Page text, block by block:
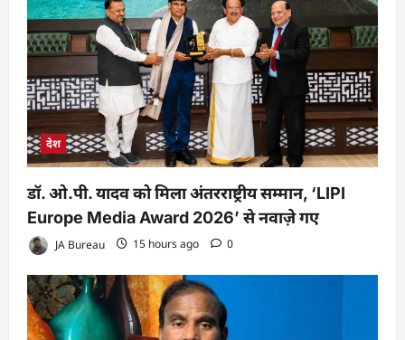
देश
डॉ. ओ.पी. यादव को मिला अंतरराष्ट्रीय सम्मान, ‘LIPI
Europe Media Award 2026’ से नवाज़े गए
JA Bureau 15 hours ago 0